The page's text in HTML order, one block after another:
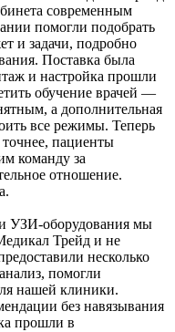
современным
помогли подобрать
и задачи, подробно
Поставка была
и настройка прошли
обучение врачей —
а дополнительная
все режимы. Теперь
точнее, пациенты
команду за
отношение.
УЗИ-оборудования мы
Трейд и не
несколько
помогли
нашей клиники.
без навязывания
прошли в